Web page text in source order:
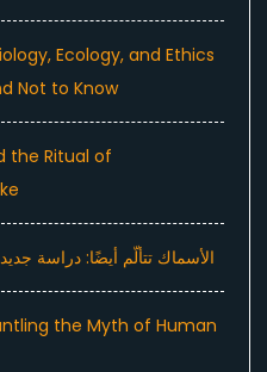
Ecology, and Ethics
Not to Know
the Ritual of
الأسماك تتألّم أيضًا: دراسة
the Myth of Human